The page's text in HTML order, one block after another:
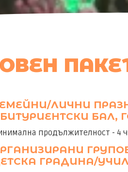
ЛИЧНИ
продължителност - 4
ГРАДИНА/